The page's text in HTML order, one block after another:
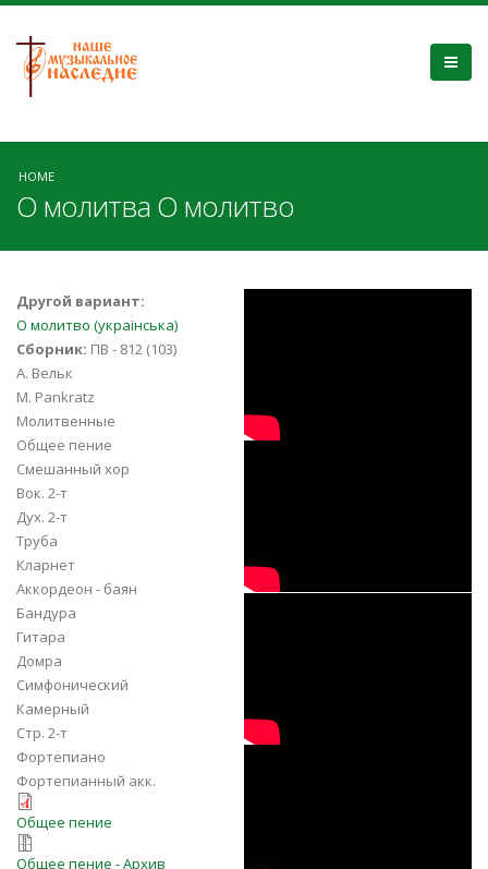
HOME
О молитва О молитво
Другой вариант:
О молитво (українська)
Сборник: ПВ - 812 (103)
А. Вельк
M. Pankratz
Молитвенные
Общее пение
Смешанный хор
Вок. 2-т
Дух. 2-т
Труба
Кларнет
Аккордеон - баян
Бандура
Гитара
Домра
Симфонический
Камерный
Стр. 2-т
Фортепиано
Фортепианный акк.
o-molitva-o-molitva-hor.pdf
Общее пение
o-molitva-o-molitva-hor.7z
Общее пение - Архив